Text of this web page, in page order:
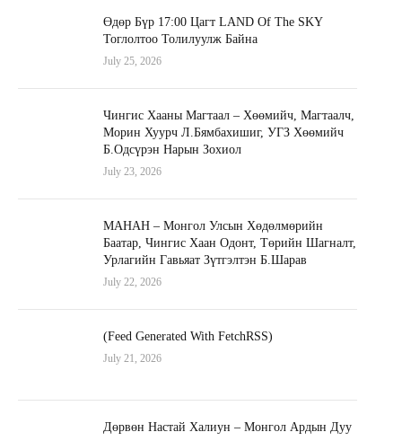
Өдөр Бүр 17:00 Цагт LAND Of The SKY
Тоглолтоо Толилуулж Байна
July 25, 2026
Чингис Хааны Магтаал – Хөөмийч, Магтаалч,
Морин Хуурч Л.Бямбахишиг, УГЗ Хөөмийч
Б.Одсүрэн Нарын Зохиол
July 23, 2026
МАНАН – Монгол Улсын Хөдөлмөрийн
Баатар, Чингис Хаан Одонт, Төрийн Шагналт,
Урлагийн Гавьяат Зүтгэлтэн Б.Шарав
July 22, 2026
(Feed Generated With FetchRSS)
July 21, 2026
Дөрвөн Настай Халиун – Монгол Ардын Дуу